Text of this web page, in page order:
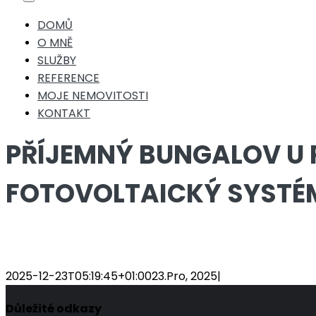
Toggle
Navigation
DOMŮ
O MNĚ
SLUŽBY
REFERENCE
MOJE NEMOVITOSTI
KONTAKT
PŘÍJEMNÝ BUNGALOV U
FOTOVOLTAICKÝ
2025-12-23T05:19:45+01:0023.Pro, 2025|
Důležité odkazy